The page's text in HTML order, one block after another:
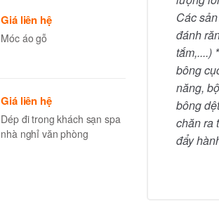
Các
đánh
tắm,....)
bông
năng,
bông
chăn ra
đẩy
Giá liên hệ
Móc áo gỗ
Giá liên hệ
Dép đi trong khách sạn spa
nhà nghỉ văn phòng
Giá
Bộ
Giá